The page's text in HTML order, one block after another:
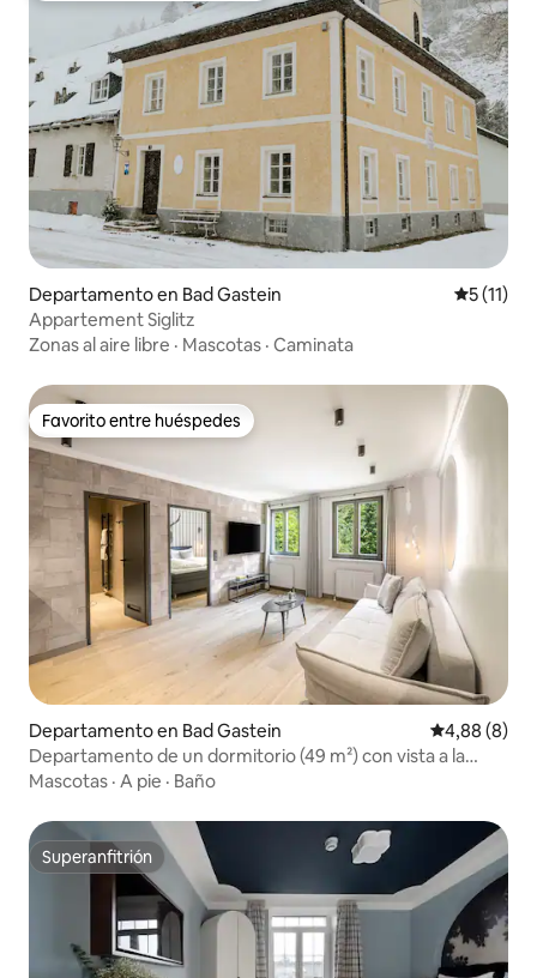
Departamento en Bad Gastein
5 (11)
Appartement Siglitz
Zonas al aire libre · Mascotas · Caminata
Favorito entre huéspedes
Favorito entre huéspedes
Departamento en Bad Gastein Calificación
4,88 (8)
Departamento de un dormitorio (49 m²) con vista a la
cascada
Mascotas · A pie · Baño
Superanfitrión
Superanfitrión